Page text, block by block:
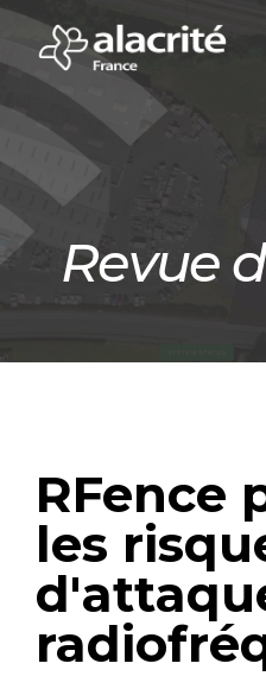
Revue
RFence
les